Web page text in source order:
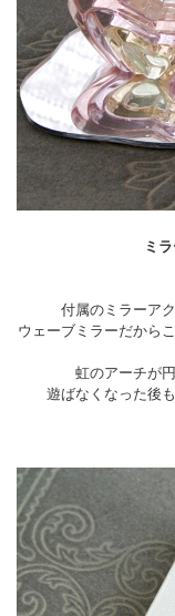
ミ
付属のミラーア
ウェーブミラーだから
虹のアーチが
遊ばなくなった後